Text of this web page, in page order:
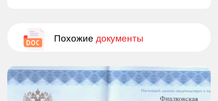
Похожие документы